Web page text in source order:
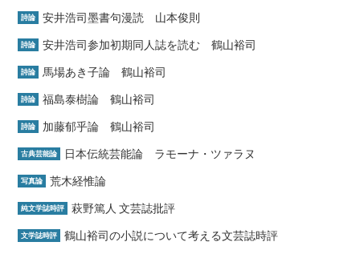
詩論 安井浩司墨書句漫読 山本俊則
詩論 安井浩司参加初期同人誌を読む 鶴山裕司
詩論 馬場あき子論 鶴山裕司
詩論 福島泰樹論 鶴山裕司
詩論 加藤郁乎論 鶴山裕司
古典芸能論 日本伝統芸能論 ラモーナ・ツァラヌ
写真論 荒木経惟論
純文学誌時評 萩野篤人 文芸誌批評
文学誌時評 鶴山裕司の小説について考える文芸誌時評